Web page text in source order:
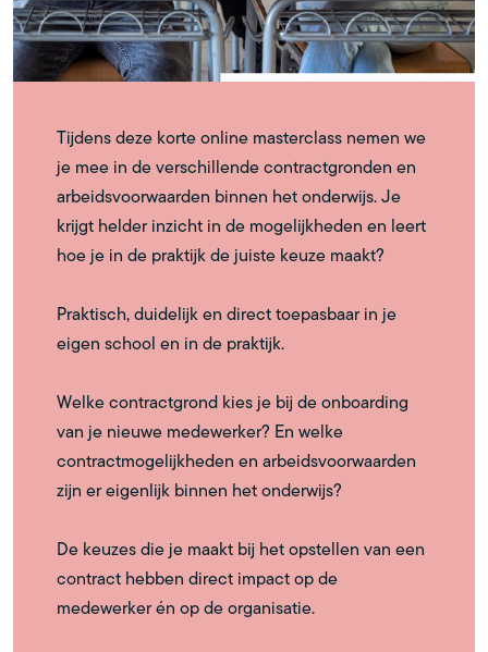
Tijdens deze korte online masterclass nemen we
je mee in de verschillende contractgronden en
arbeidsvoorwaarden binnen het onderwijs. Je
krijgt helder inzicht in de mogelijkheden en leert
hoe je in de praktijk de juiste keuze maakt?
Praktisch, duidelijk en direct toepasbaar in je
eigen school en in de praktijk.
Welke contractgrond kies je bij de onboarding
van je nieuwe medewerker? En welke
contractmogelijkheden en arbeidsvoorwaarden
zijn er eigenlijk binnen het onderwijs?
De keuzes die je maakt bij het opstellen van een
contract hebben direct impact op de
medewerker én op de organisatie.